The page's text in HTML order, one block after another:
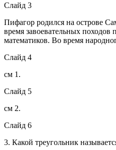
Слайд 3
Пифагор родился на острове
время завоевательных
математиков. Во время
Слайд 4
см 1.
Слайд 5
см 2.
Слайд 6
3. Какой треугольник